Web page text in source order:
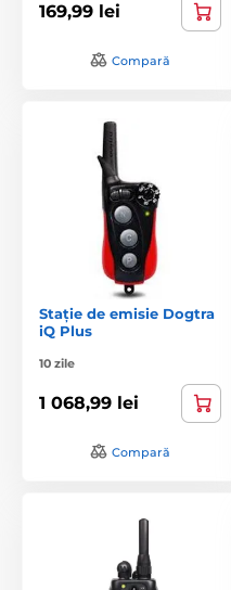
169,99 lei
Compară
Stație de emisie Dogtra
iQ Plus
10 zile
1 068,99 lei
Compară